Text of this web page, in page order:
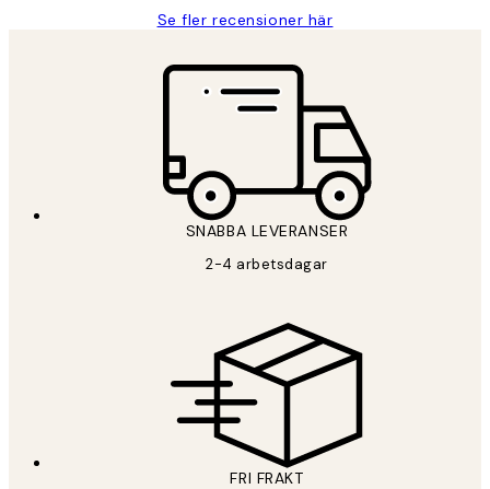
Se fler recensioner här
SNABBA LEVERANSER
2-4 arbetsdagar
FRI FRAKT